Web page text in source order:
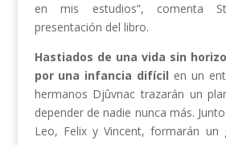
en mis estudios”, comenta
presentación del libro.
Hastiados de una vida sin
por una infancia difícil en un
hermanos Djûvnac trazarán un
depender de nadie nunca más.
Leo, Felix y Vincent, formarán un